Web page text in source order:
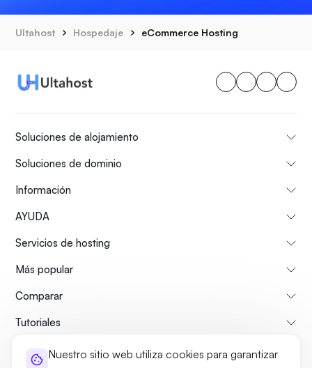
Nuestro sitio web utiliza cookies para garantizar
Ultahost Hospedaje eCommerce Hosting
Soluciones de alojamiento
Soluciones de dominio
Información
AYUDA
Servicios de hosting
Más popular
Comparar
Tutoriales